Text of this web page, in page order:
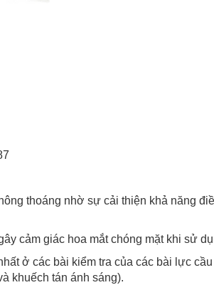
thoáng nhờ sự cải thiện khả năng
cảm giác hoa mắt chóng mặt khi sử
ở các bài kiểm tra của các bài lực cầu
khuếch tán ánh sáng).